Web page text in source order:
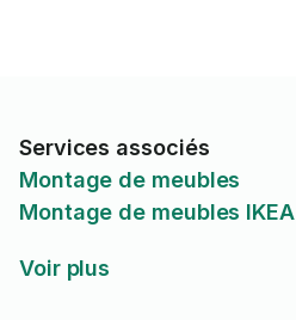
Services associés
Montage de meubles
Montage de meubles IKEA
Voir plus